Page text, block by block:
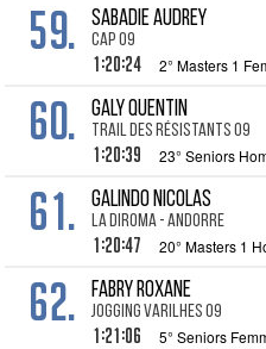
59. SABADIE Audrey
CAP 09
1:20:24 2° Masters 1
60. GALY Quentin
Trail des Résistants 09
1:20:39 23° Seniors
61. GALINDO nicolas
La Diroma - Andorre
1:20:47 20° Masters 1
62. FABRY Roxane
Jogging Varilhes 09
1:21:06 5° Seniors